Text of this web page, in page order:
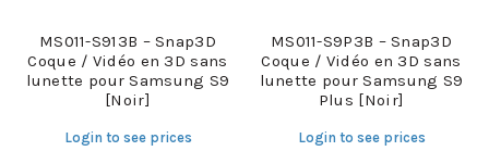
MS011-S913B – Snap3D
Coque / Vidéo en 3D sans
lunette pour Samsung S9
[Noir]
Login to see prices
MS011-S9P3B – Snap3D
Coque / Vidéo en 3D sans
lunette pour Samsung S9
Plus [Noir]
Login to see prices